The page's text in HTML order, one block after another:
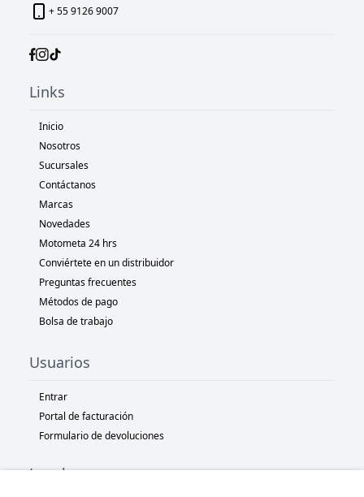
+ 55 9126 9007
Links
Inicio
Nosotros
Sucursales
Contáctanos
Marcas
Novedades
Motometa 24 hrs
Conviértete en un distribuidor
Preguntas frecuentes
Métodos de pago
Bolsa de trabajo
Usuarios
Entrar
Portal de facturación
Formulario de devoluciones
Legal